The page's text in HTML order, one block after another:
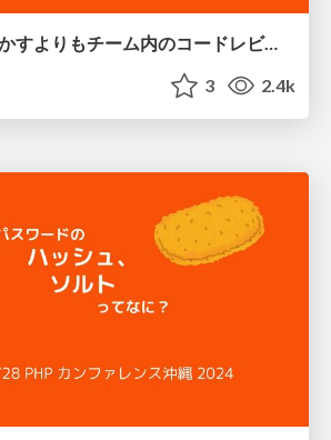
どうして手を動かすよりもチーム内のコードレビューを優先するべきなのか
3 2.4k